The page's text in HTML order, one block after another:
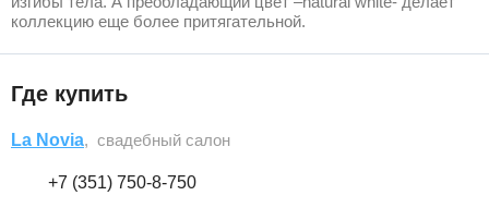
коллекцию еще более притягательной.
Где купить
La Novia, свадебный салон
+7 (351) 750-8-750